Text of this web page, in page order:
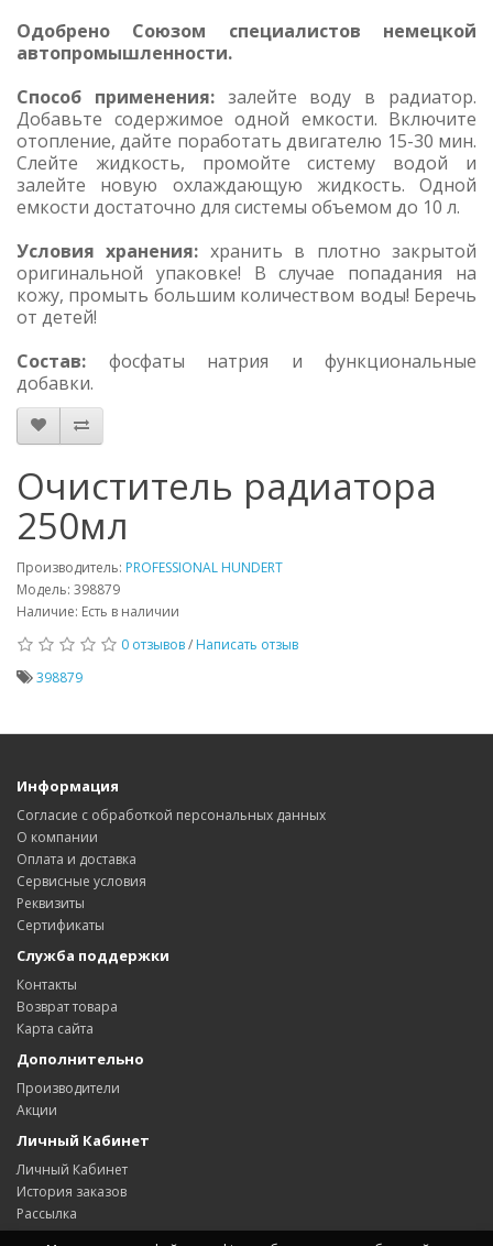
Одобрено Союзом специалистов немецкой
автопромышленности.
Способ применения: залейте воду в радиатор.
Добавьте содержимое одной емкости. Включите
отопление, дайте поработать двигателю 15-30 мин.
Слейте жидкость, промойте систему водой и
залейте новую охлаждающую жидкость. Одной
емкости достаточно для системы объемом до 10 л.
Условия хранения: хранить в плотно закрытой
оригинальной упаковке! В случае попадания на
кожу, промыть большим количеством воды! Беречь
от детей!
Состав: фосфаты натрия и функциональные
добавки.
Очиститель радиатора
250мл
Производитель: PROFESSIONAL HUNDERT
Модель: 398879
Наличие: Есть в наличии
0 отзывов/ Написать отзыв
398879
Информация
Согласие с обработкой персональных данных
О компании
Оплата и доставка
Сервисные условия
Реквизиты
Сертификаты
Служба поддержки
Контакты
Возврат товара
Карта сайта
Дополнительно
Производители
Акции
Личный Кабинет
Личный Кабинет
История заказов
Рассылка